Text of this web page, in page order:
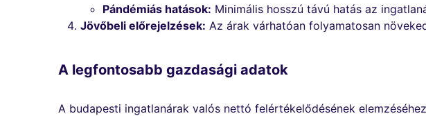
Pándémiás hatások: Minimális hosszú távú hatás az
Jövőbeli előrejelzések: Az árak várhatóan folyamatosan
A legfontosabb gazdasági adatok
A budapesti ingatlanárak valós nettó felértékelődésének